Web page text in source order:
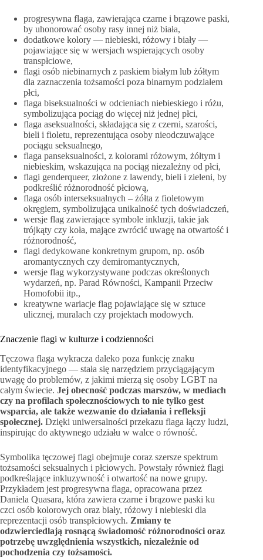
progresywna flaga, zawierająca czarne i brązowe paski,
by uhonorować osoby rasy innej niż biała,
dodatkowe kolory — niebieski, różowy i biały —
pojawiające się w wersjach wspierających osoby
transpłciowe,
flagi osób niebinarnych z paskiem białym lub żółtym
dla zaznaczenia tożsamości poza binarnym podziałem
płci,
flaga biseksualności w odcieniach niebieskiego i różu,
symbolizująca pociąg do więcej niż jednej płci,
flaga aseksualności, składająca się z czerni, szarości,
bieli i fioletu, reprezentująca osoby nieodczuwające
pociągu seksualnego,
flaga panseksualności, z kolorami różowym, żółtym i
niebieskim, wskazująca na pociąg niezależny od płci,
flagi genderqueer, złożone z lawendy, bieli i zieleni, by
podkreślić różnorodność płciową,
flaga osób interseksualnych – żółta z fioletowym
okręgiem, symbolizująca unikalność tych doświadczeń,
wersje flag zawierające symbole inkluzji, takie jak
trójkąty czy koła, mające zwrócić uwagę na otwartość i
różnorodność,
flagi dedykowane konkretnym grupom, np. osób
aromantycznych czy demiromantycznych,
wersje flag wykorzystywane podczas określonych
wydarzeń, np. Parad Równości, Kampanii Przeciw
Homofobii itp.,
kreatywne wariacje flag pojawiające się w sztuce
ulicznej, muralach czy projektach modowych.
Znaczenie flagi w kulturze i codzienności
Tęczowa flaga wykracza daleko poza funkcję znaku
identyfikacyjnego — stała się narzędziem przyciągającym
uwagę do problemów, z jakimi mierzą się osoby LGBT na
całym świecie. Jej obecność podczas marszów, w mediach
czy na profilach społecznościowych to nie tylko gest
wsparcia, ale także wezwanie do działania i refleksji
społecznej. Dzięki uniwersalności przekazu flaga łączy ludzi,
inspirując do aktywnego udziału w walce o równość.
Symbolika tęczowej flagi obejmuje coraz szersze spektrum
tożsamości seksualnych i płciowych. Powstały również flagi
podkreślające inkluzywność i otwartość na nowe grupy.
Przykładem jest progresywna flaga, opracowana przez
Daniela Quasara, która zawiera czarne i brązowe paski ku
czci osób kolorowych oraz biały, różowy i niebieski dla
reprezentacji osób transpłciowych. Zmiany te
odzwierciedlają rosnącą świadomość różnorodności oraz
potrzebę uwzględnienia wszystkich, niezależnie od
pochodzenia czy tożsamości.